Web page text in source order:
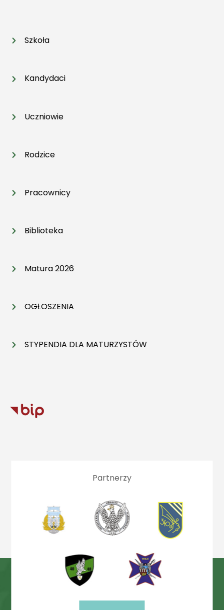
Szkoła
Kandydaci
Uczniowie
Rodzice
Pracownicy
Biblioteka
Matura 2026
OGŁOSZENIA
STYPENDIA DLA MATURZYSTÓW
Partnerzy